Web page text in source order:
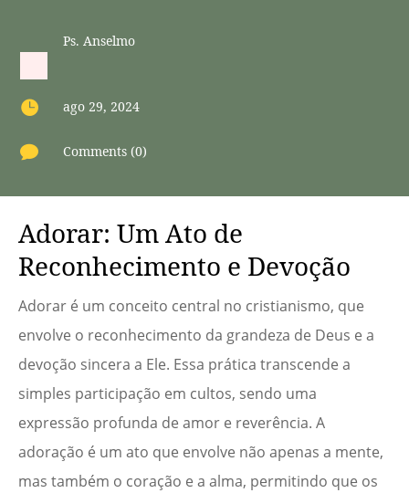
Ps. Anselmo
 ago 29, 2024
 Comments (0)
Adorar: Um Ato de
Reconhecimento e Devoção
Adorar é um conceito central no cristianismo, que
envolve o reconhecimento da grandeza de Deus e a
devoção sincera a Ele. Essa prática transcende a
simples participação em cultos, sendo uma
expressão profunda de amor e reverência. A
adoração é um ato que envolve não apenas a mente,
mas também o coração e a alma, permitindo que os